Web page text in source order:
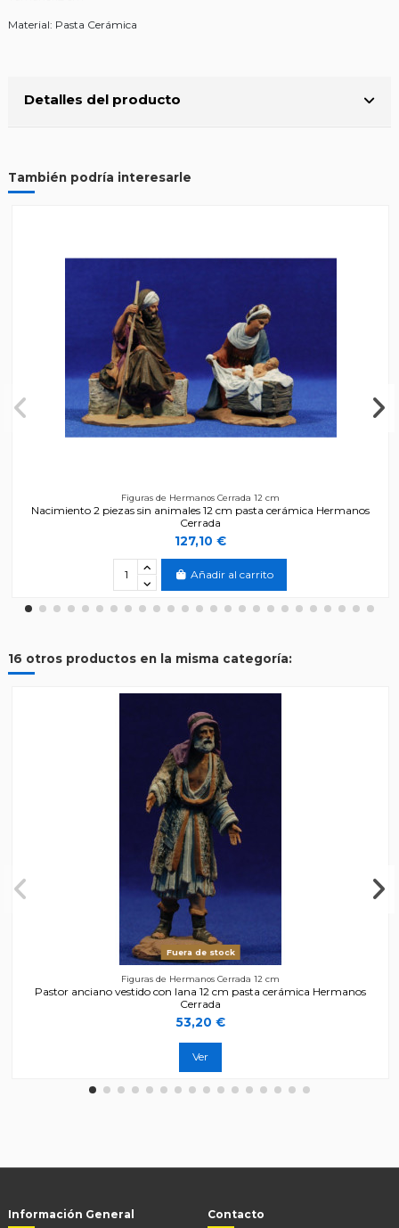
Material: Pasta Cerámica
Detalles del producto
También podría interesarle
Figuras de Hermanos Cerrada 12 cm
Nacimiento 2 piezas sin animales 12 cm pasta cerámica Hermanos
Cerrada
127,10 €
Añadir al carrito
16 otros productos en la misma categoría:
Fuera de stock
Figuras de Hermanos Cerrada 12 cm
Pastor anciano vestido con lana 12 cm pasta cerámica Hermanos
Cerrada
53,20 €
Ver
Información General Contacto